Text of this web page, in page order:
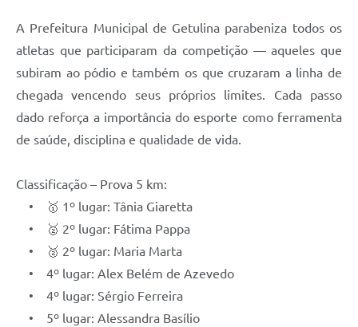
A Prefeitura Municipal de Getulina parabeniza todos os
atletas que participaram da competição — aqueles que
subiram ao pódio e também os que cruzaram a linha de
chegada vencendo seus próprios limites. Cada passo
dado reforça a importância do esporte como ferramenta
de saúde, disciplina e qualidade de vida.
Classificação – Prova 5 km:
• 🥇 1º lugar: Tânia Giaretta
• 🥈 2º lugar: Fátima Pappa
• 🥈 2º lugar: Maria Marta
• 4º lugar: Alex Belém de Azevedo
• 4º lugar: Sérgio Ferreira
• 5º lugar: Alessandra Basílio